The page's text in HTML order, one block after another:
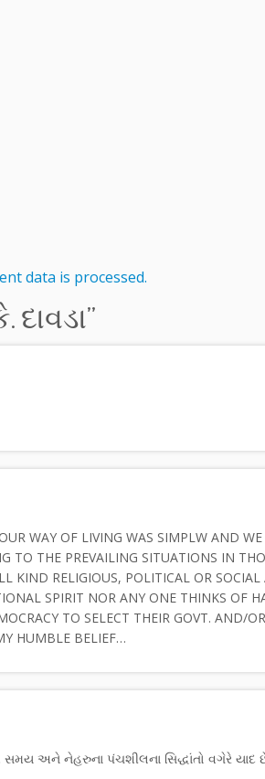
data is processed.
દાવડા”
WAY OF LIVING WAS SIMPLW AND WE
TO THE PREVAILING SITUATIONS IN
KIND RELIGIOUS, POLITICAL OR
SPIRIT NOR ANY ONE THINKS OF
TO SELECT THEIR GOVT. AND/
HUMBLE BELIEF…
અને નેહરુના પંચશીલના સિદ્ધાંતો વગેરે યાદ